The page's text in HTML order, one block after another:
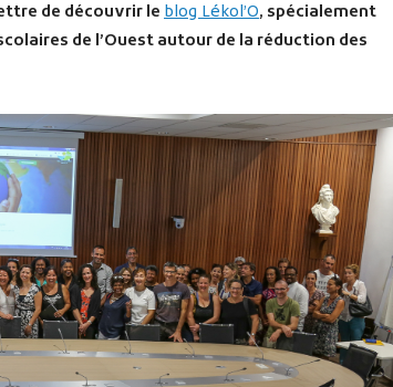
de découvrir le blog Lékol’O, spécialement
de l’Ouest autour de la réduction des